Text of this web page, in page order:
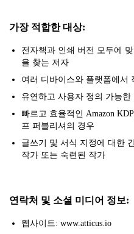
가장 적합한 대상:
전자책과 인쇄 버전 모두에
을 찾는 저자
여러 디바이스와 플랫폼에서
유연하고 사용자 정의 가능
빠르고 효율적인 Amazon
프 퍼블리셔의 경우
글쓰기 및 서식 지정에 대한
작가 또는 숙련된 작가
연락처 및 소셜 미디어 정보:
웹사이트: www.atticus.io